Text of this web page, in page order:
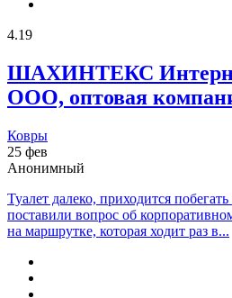
4.19
ШАХИНТЕКС
ООО, оптовая
Ковры
25 фев
Анонимный
Туалет далеко, приходится
поставили вопрос об
на маршрутке, которая ходит раз в...